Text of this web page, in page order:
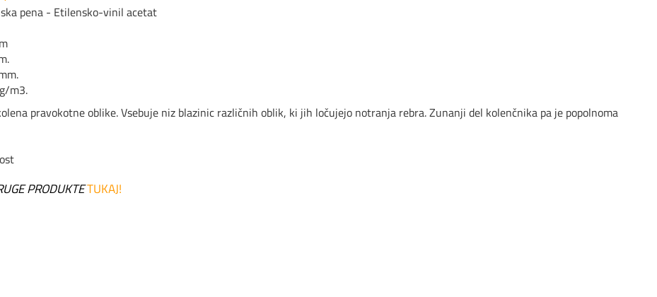
pena - Etilensko-vinil acetat
mm.
m3.
pravokotne oblike. Vsebuje niz blazinic različnih oblik, ki jih ločujejo notranja rebra. Zunanji del kolenčnika pa je popolnoma
PRODUKTETUKAJ!